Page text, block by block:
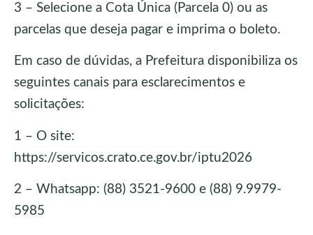
3 – Selecione a Cota Única (Parcela 0) ou as
parcelas que deseja pagar e imprima o boleto.
Em caso de dúvidas, a Prefeitura disponibiliza os
seguintes canais para esclarecimentos e
solicitações:
1 – O site:
https://servicos.crato.ce.gov.br/iptu2026
2 – Whatsapp: (88) 3521-9600 e (88) 9.9979-
5985